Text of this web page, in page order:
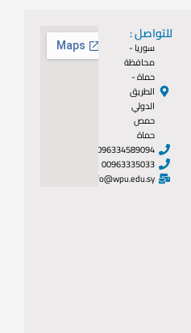
للتواصل :
سوريا -
محافظة
حماة -
الطريق
الدولي
حمص
حماة
0096334589094
00963335033
info@wpu.edu.sy